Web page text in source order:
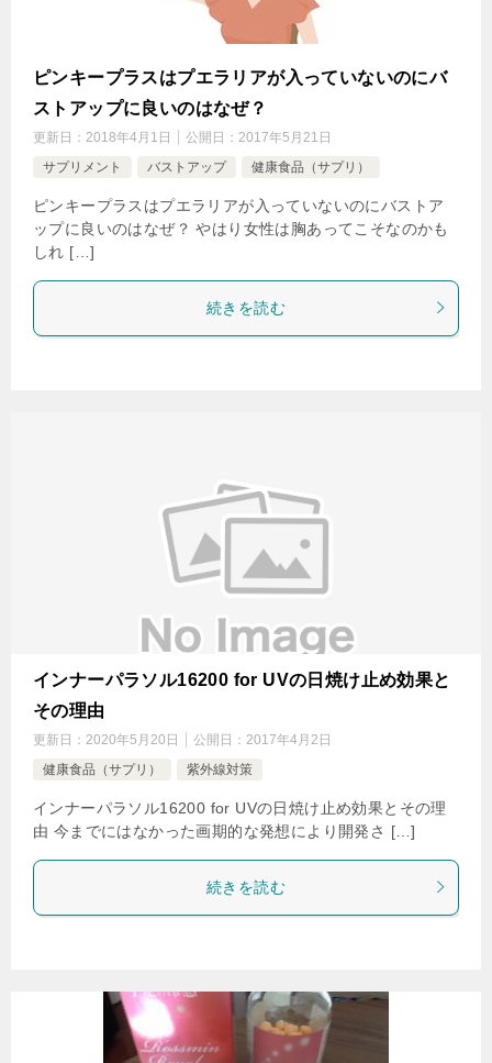
ピンキープラスはプエラリアが入っていないのにバ
ストアップに良いのはなぜ？
更新日： 2018年4月1日 公開日： 2017年5月21日
サプリメント
バストアップ 健康食品（サプリ）
ピンキープラスはプエラリアが入っていないのにバストア
ップに良いのはなぜ？ やはり女性は胸あってこそなのかも
しれ […]
続きを読む
インナーパラソル16200 for UVの日焼け止め効果と
その理由
更新日： 2020年5月20日 公開日： 2017年4月2日
健康食品（サプリ）
紫外線対策
インナーパラソル16200 for UVの日焼け止め効果とその理
由 今までにはなかった画期的な発想により開発さ […]
続きを読む